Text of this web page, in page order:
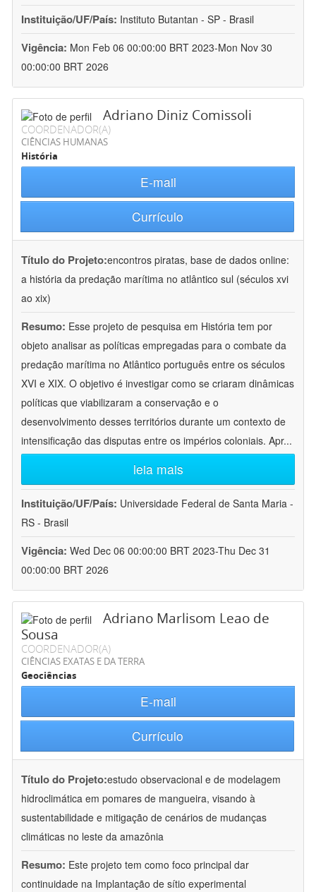
Instituição/UF/País: Instituto Butantan - SP - Brasil
Vigência: Mon Feb 06 00:00:00 BRT 2023-Mon Nov 30
00:00:00 BRT 2026
Adriano Diniz Comissoli
COORDENADOR(A)
CIÊNCIAS HUMANAS
História
E-mail
Currículo
Título do Projeto:encontros piratas, base de dados online:
a história da predação marítima no atlântico sul (séculos xvi
ao xix)
Resumo: Esse projeto de pesquisa em História tem por
objeto analisar as políticas empregadas para o combate da
predação marítima no Atlântico português entre os séculos
XVI e XIX. O objetivo é investigar como se criaram dinâmicas
políticas que viabilizaram a conservação e o
desenvolvimento desses territórios durante um contexto de
intensificação das disputas entre os impérios coloniais. Apr...
leia mais
Instituição/UF/País: Universidade Federal de Santa Maria -
RS - Brasil
Vigência: Wed Dec 06 00:00:00 BRT 2023-Thu Dec 31
00:00:00 BRT 2026
Adriano Marlisom Leao de
Sousa
COORDENADOR(A)
CIÊNCIAS EXATAS E DA TERRA
Geociências
E-mail
Currículo
Título do Projeto:estudo observacional e de modelagem
hidroclimática em pomares de mangueira, visando à
sustentabilidade e mitigação de cenários de mudanças
climáticas no leste da amazônia
Resumo: Este projeto tem como foco principal dar
continuidade na Implantação de sítio experimental